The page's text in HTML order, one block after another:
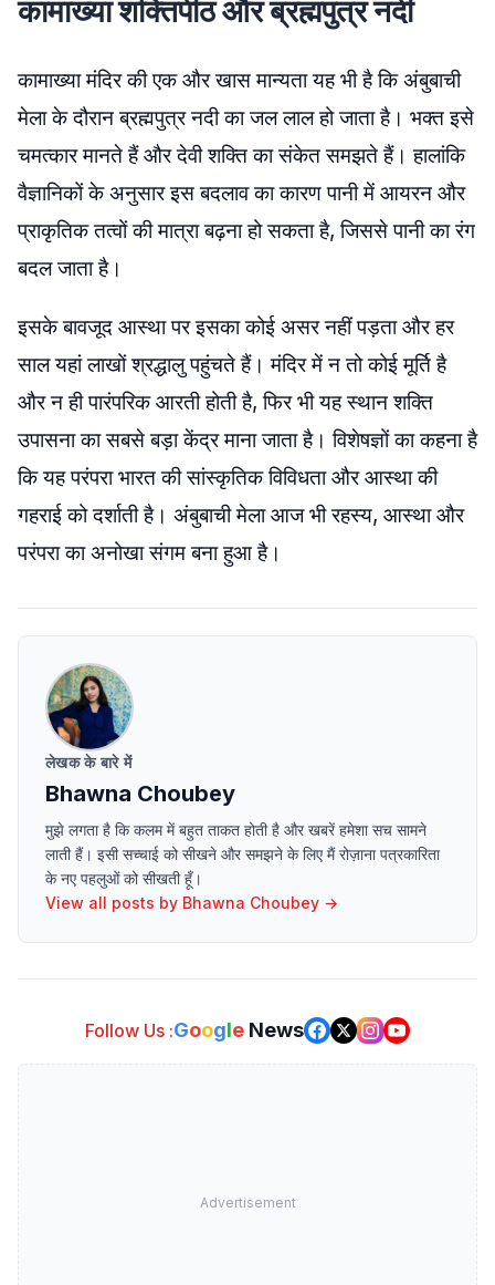
कामाख्या शक्तिपीठ और ब्रह्मपुत्र नदी
कामाख्या मंदिर की एक और खास मान्यता यह भी है कि अंबुबाची
मेला के दौरान ब्रह्मपुत्र नदी का जल लाल हो जाता है। भक्त इसे
चमत्कार मानते हैं और देवी शक्ति का संकेत समझते हैं। हालांकि
वैज्ञानिकों के अनुसार इस बदलाव का कारण पानी में आयरन और
प्राकृतिक तत्वों की मात्रा बढ़ना हो सकता है, जिससे पानी का रंग
बदल जाता है।
इसके बावजूद आस्था पर इसका कोई असर नहीं पड़ता और हर
साल यहां लाखों श्रद्धालु पहुंचते हैं। मंदिर में न तो कोई मूर्ति है
और न ही पारंपरिक आरती होती है, फिर भी यह स्थान शक्ति
उपासना का सबसे बड़ा केंद्र माना जाता है। विशेषज्ञों का कहना है
कि यह परंपरा भारत की सांस्कृतिक विविधता और आस्था की
गहराई को दर्शाती है। अंबुबाची मेला आज भी रहस्य, आस्था और
परंपरा का अनोखा संगम बना हुआ है।
लेखक के बारे में
Bhawna Choubey
मुझे लगता है कि कलम में बहुत ताकत होती है और खबरें हमेशा सच सामने
लाती हैं। इसी सच्चाई को सीखने और समझने के लिए मैं रोज़ाना पत्रकारिता
के नए पहलुओं को सीखती हूँ।
View all posts by Bhawna Choubey →
Follow Us :Google News
Advertisement